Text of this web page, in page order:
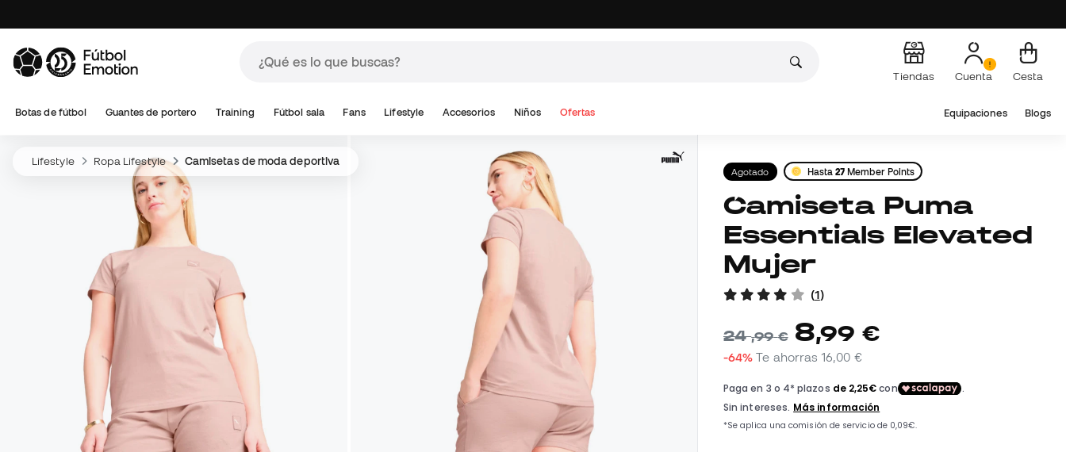
Tiendas Cuenta Cesta
Botas de fútbol Guantes de portero Training Fútbol sala Fans Lifestyle Accesorios Niños Ofertas Equipaciones Blogs
Lifestyle Ropa Lifestyle Camisetas de moda deportiva
Agotado Hasta27 Member Points
Camiseta Puma
Essentials Elevated
Mujer
(1)
24,99 € 8,99 €
-64% Te ahorras16,00 €